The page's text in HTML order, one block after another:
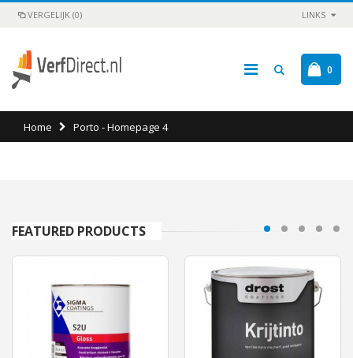
VERGELIJK (0) LINKS
0
Home Porto - Homepage 4
FEATURED PRODUCTS